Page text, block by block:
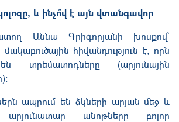
և ինչո՞վ է այն վտանգավոր
Աննա Գրիգորյանի խոսքով՝
մակաբուծային հիվանդություն է, որն
տրեմատոդները (արյունային
ապրում են ձկների արյան մեջ և
անոթները բոլոր